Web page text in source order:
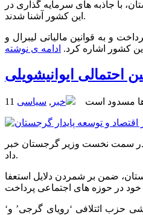
با جاذبه های سرمایه گذاری در
این کشور آشنا شدند.
و به قوانین مالیاتی لیبرال و
کشور اشاره کرد. ادامه ی نوشته
احتمالی ایوانیشویلی
ها مسدود است خبر , سیاسی
در سمت نخست وزیر گرجستان خبر
داد.
ضمن بر شمردن دلایل استعفا
حزب ائتلافی ‘رویای گرجی’ و